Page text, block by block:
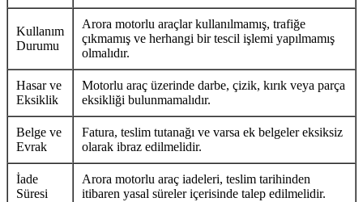
Kullanım
Durumu
Arora motorlu araçlar kullanılmamış, trafiğe
çıkmamış ve herhangi bir tescil işlemi yapılmamış
olmalıdır.
Hasar ve
Eksiklik
Motorlu araç üzerinde darbe, çizik, kırık veya parça
eksikliği bulunmamalıdır.
Belge ve
Evrak
Fatura, teslim tutanağı ve varsa ek belgeler eksiksiz
olarak ibraz edilmelidir.
İade
Süresi
Arora motorlu araç iadeleri, teslim tarihinden
itibaren yasal süreler içerisinde talep edilmelidir.